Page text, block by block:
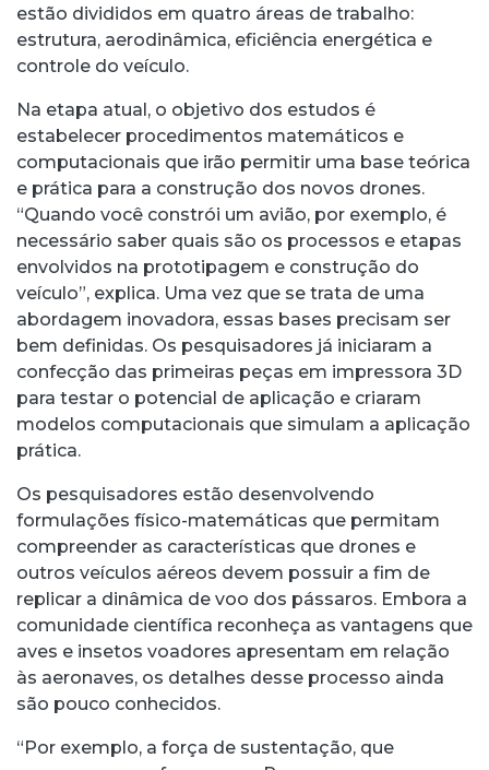
estão divididos em quatro áreas de trabalho:
estrutura, aerodinâmica, eficiência energética e
controle do veículo.
Na etapa atual, o objetivo dos estudos é
estabelecer procedimentos matemáticos e
computacionais que irão permitir uma base teórica
e prática para a construção dos novos drones.
“Quando você constrói um avião, por exemplo, é
necessário saber quais são os processos e etapas
envolvidos na prototipagem e construção do
veículo”, explica. Uma vez que se trata de uma
abordagem inovadora, essas bases precisam ser
bem definidas. Os pesquisadores já iniciaram a
confecção das primeiras peças em impressora 3D
para testar o potencial de aplicação e criaram
modelos computacionais que simulam a aplicação
prática.
Os pesquisadores estão desenvolvendo
formulações físico-matemáticas que permitam
compreender as características que drones e
outros veículos aéreos devem possuir a fim de
replicar a dinâmica de voo dos pássaros. Embora a
comunidade científica reconheça as vantagens que
aves e insetos voadores apresentam em relação
às aeronaves, os detalhes desse processo ainda
são pouco conhecidos.
“Por exemplo, a força de sustentação, que